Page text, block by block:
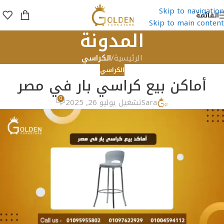
Skip to navigation
Skip to main content
القائمة
المدونة
الرئيسية/الكراسي
الكراسي
أماكن بيع كراسي بار في مصر
Saraتشغيل يوليو 26, 2025 0